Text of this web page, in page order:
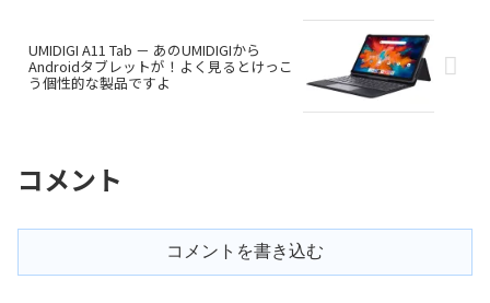
UMIDIGI A11 Tab － あのUMIDIGIから
Androidタブレットが！よく見るとけっこ
う個性的な製品ですよ
コメント
コメントを書き込む